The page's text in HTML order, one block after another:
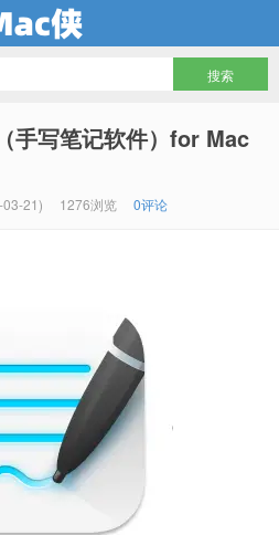
手写笔记软件）for Mac
21) 1276浏览 0评论